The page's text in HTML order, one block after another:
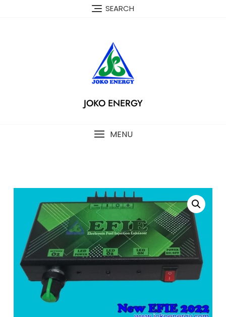
SEARCH
JOKO ENERGY
MENU